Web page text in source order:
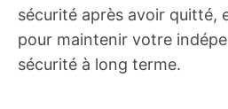
sécurité après avoir quitté,
pour maintenir votre
sécurité à long terme.